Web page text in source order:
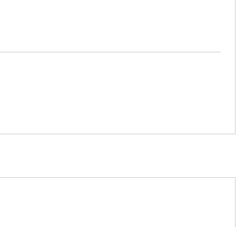
～臨床疑問の調べ方～
ろう…？ ～ゴール（＝あるべき状態）から考
ることは？／ゴールから逆算して，次にするこ
明のプロセスを考える／病状説明の6つのステ
れないとき…
んに怒られた… ～看護師さんとのコミ
よく知ろう！／医師と看護師がそれぞれ
ことは何か？／医師と看護師さんをつな
くコミュニケーションをとるためのコ
剤のスペシャリスト／療法士〜リハビリ
ャリスト／臨床検査技師〜検査のスペシ
線技師〜画像検査のスペシャリスト／臨